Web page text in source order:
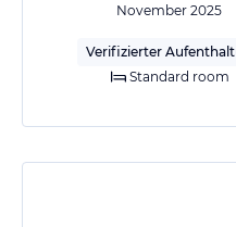
November 2025
Verifizierter Aufenthalt
Standard room